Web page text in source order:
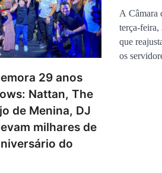
29 anos
Nattan, The
de Menina, DJ
milhares de
do
A Câmara
terça-
que
os